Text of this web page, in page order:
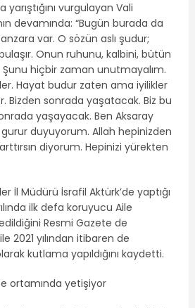
yarıştığını vurgulayan Vali
devamında: “Bugün burada da
var. O sözün aslı şudur;
Onun ruhunu, kalbini, bütün
hiçbir zaman unutmayalım.
Hayat budur zaten ama iyilikler
Bizden sonrada yaşatacak. Biz bu
yaşayacak. Ben Aksaray
duyuyorum. Allah hepinizden
arttırsın diyorum. Hepinizi yürekten
İl Müdürü İsrafil Aktürk’de yaptığı
ilk defa koruyucu Aile
Resmi Gazete de
2021 yılından itibaren de
kutlama yapıldığını kaydetti.
ortamında yetişiyor